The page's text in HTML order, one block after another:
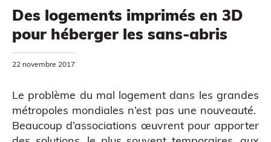
MODÉLISATION 3D
Des logements imprimés en 3D
pour héberger les sans-abris
22 novembre 2017
Le problème du mal logement dans les grandes
métropoles mondiales n’est pas une nouveauté.
Beaucoup d’associations œuvrent pour apporter